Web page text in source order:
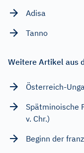
Adisa
Tanno
Weitere Artikel aus
Österreich-
Spätminoische
v. Chr.)
Beginn der